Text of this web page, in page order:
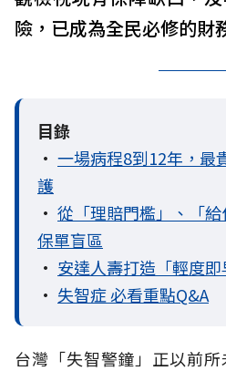
險，已成為全民必修的財
目錄
• 一場病程8到12年，最
護
• 從「理賠門檻」、「
保單盲區
• 安達人壽打造「輕度
• 失智症 必看重點Q&A
台灣「失智警鐘」正以前